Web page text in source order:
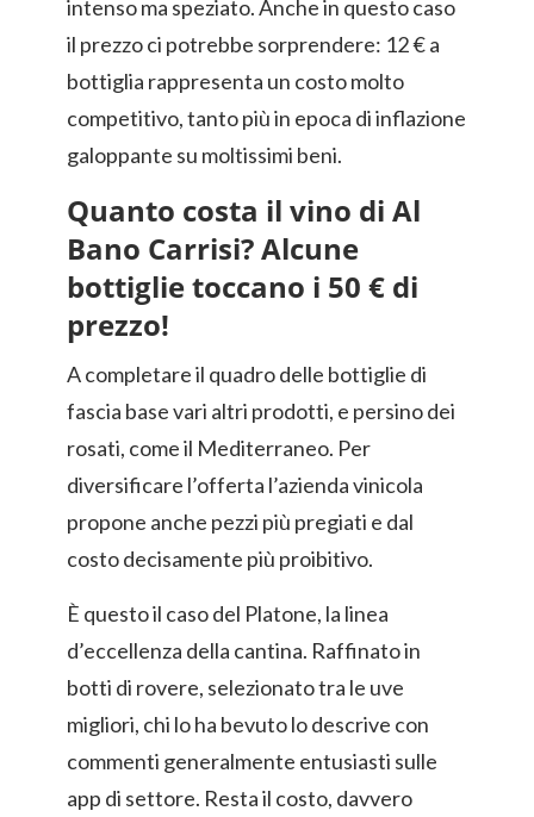
intenso ma speziato. Anche in questo caso
il prezzo ci potrebbe sorprendere: 12 € a
bottiglia rappresenta un costo molto
competitivo, tanto più in epoca di inflazione
galoppante su moltissimi beni.
Quanto costa il vino di Al
Bano Carrisi? Alcune
bottiglie toccano i 50 € di
prezzo!
A completare il quadro delle bottiglie di
fascia base vari altri prodotti, e persino dei
rosati, come il Mediterraneo. Per
diversificare l’offerta l’azienda vinicola
propone anche pezzi più pregiati e dal
costo decisamente più proibitivo.
È questo il caso del Platone, la linea
d’eccellenza della cantina. Raffinato in
botti di rovere, selezionato tra le uve
migliori, chi lo ha bevuto lo descrive con
commenti generalmente entusiasti sulle
app di settore. Resta il costo, davvero